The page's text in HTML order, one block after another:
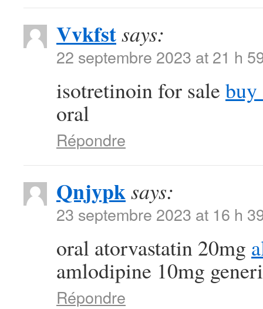
Vvkfstsays:
22 septembre 2023 at 21 h
isotretinoin for sale buy
oral
Répondre
Qnjypksays:
23 septembre 2023 at 16 h
oral atorvastatin 20mg
amlodipine 10mg
Répondre